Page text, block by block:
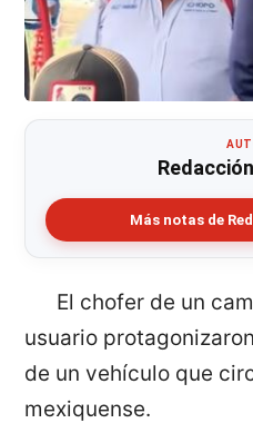
Más notas de
El chofer de un
usuario
de un vehículo que
mexiquense.